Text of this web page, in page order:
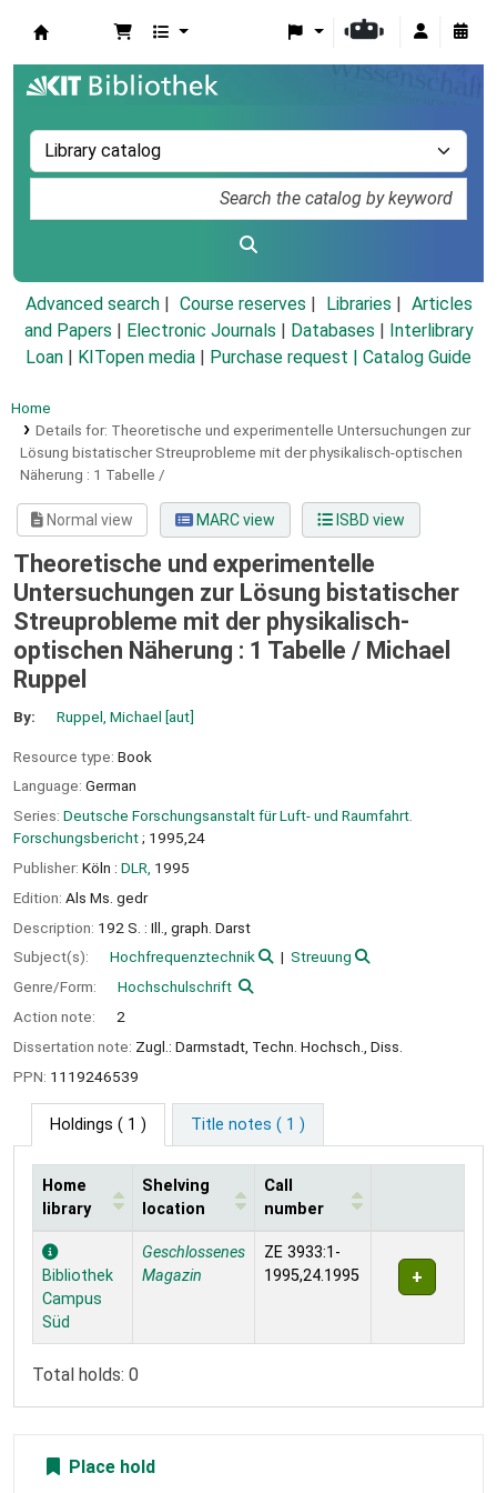
Advanced search Course reserves Libraries
Articles
and Papers
Electronic Journals Databases
Interlibrary
Loan
KITopen media Purchase request | Catalog Guide
Home
Details for: Theoretische und experimentelle Untersuchungen zur
Lösung bistatischer Streuprobleme mit der physikalisch-optischen
Näherung : 1 Tabelle /
Normal view MARC view ISBD view
Theoretische und experimentelle
Untersuchungen zur Lösung bistatischer
Streuprobleme mit der physikalisch-
optischen Näherung : 1 Tabelle / Michael
Ruppel
By: Ruppel, Michael [aut]
Resource type: Book
Language: German
Series: Deutsche Forschungsanstalt für Luft- und Raumfahrt.
Forschungsbericht; 1995,24
Publisher: Köln : DLR, 1995
Edition: Als Ms. gedr
Description: 192 S. : Ill., graph. Darst
Subject(s):
Hochfrequenztechnik
Streuung
Genre/Form:
Hochschulschrift
Action note:
2
Dissertation note: Zugl.: Darmstadt, Techn. Hochsch., Diss.
PPN: 1119246539
Holdings ( 1 ) Title notes ( 1 )
Holdings
Home
library
Shelving
location
Call
number
Bibliothek
Campus
Süd
Geschlossenes
Magazin
ZE 3933:1-
1995,24.1995
Total holds: 0
Place hold